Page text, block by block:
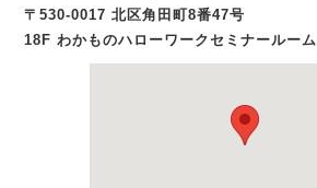
〒530-0017 北区角田町8番47号
18F わかものハローワークセミナールーム